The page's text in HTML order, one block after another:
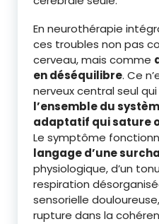
En neurothérapie
ces troubles non pas
cerveau, mais comme
en déséquilibre. Ce
nerveux central seul
l’ensemble du
adaptatif qui sature
Le symptôme
langage d’une
physiologique, d’un
respiration
sensorielle
rupture dans la